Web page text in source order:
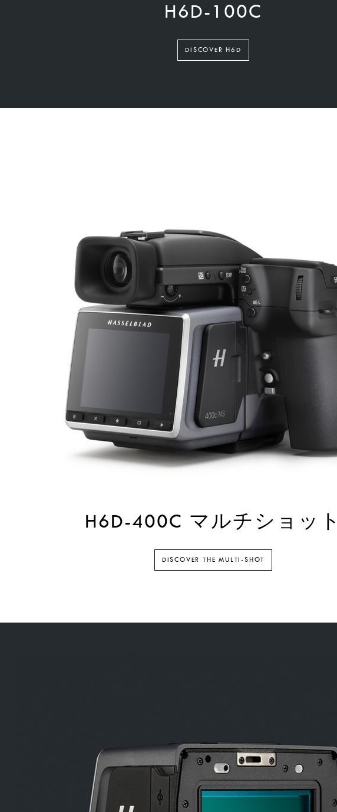
H6D-100C
DISCOVER H6D
H6D-400C マルチショット
DISCOVER THE MULTI-SHOT